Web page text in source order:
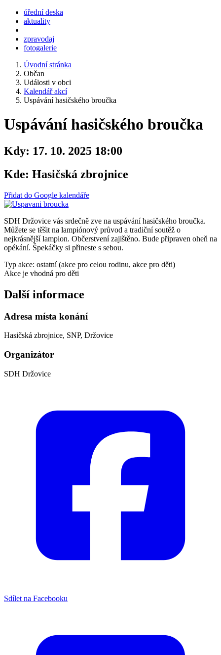
úřední deska
aktuality
zpravodaj
fotogalerie
Úvodní stránka
Občan
Události v obci
Kalendář akcí
Uspávání hasičského broučka
Uspávání hasičského broučka
Kdy: 17. 10. 2025 18:00
Kde: Hasičská zbrojnice
Přidat do Google kalendáře
SDH Držovice vás srdečně zve na uspávání hasičského broučka.
Můžete se těšit na lampiónový průvod a tradiční soutěž o
nejkrásnější lampion. Občerstvení zajištěno. Bude připraven oheň na
opékání. Špekáčky si přineste s sebou.
Typ akce: ostatní (akce pro celou rodinu, akce pro děti)
Akce je vhodná pro děti
Další informace
Adresa místa konání
Hasičská zbrojnice, SNP, Držovice
Organizátor
SDH Držovice
Sdílet na Facebooku